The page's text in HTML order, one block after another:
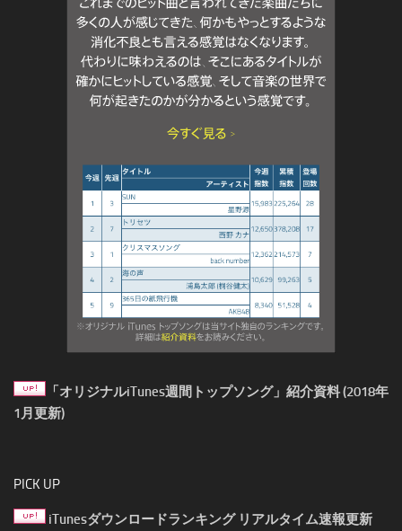
「オリジナルiTunes週間トップソング」紹介資料 (2018年
1月更新)
PICK UP
iTunesダウンロードランキング リアルタイム速報更新